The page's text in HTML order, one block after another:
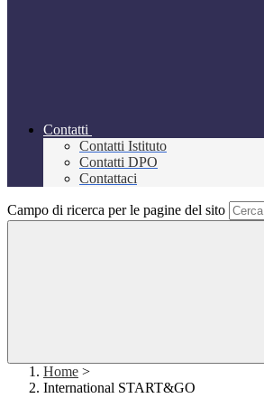
Contatti
Contatti Istituto
Contatti DPO
Contattaci
Campo di ricerca per le pagine del sito
Home >
International START&GO